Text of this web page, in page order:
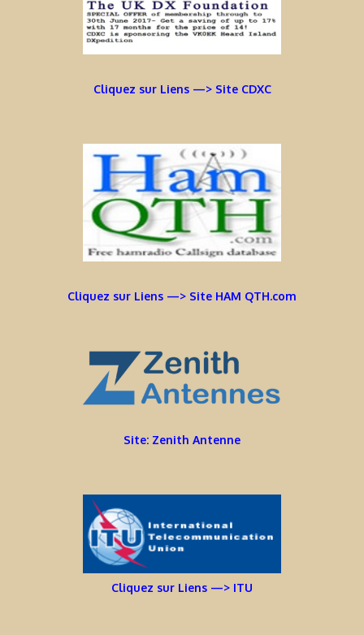
Cliquez sur Liens —> Site CDXC
Cliquez sur Liens —> Site HAM QTH.com
Site: Zenith Antenne
Cliquez sur Liens —> ITU